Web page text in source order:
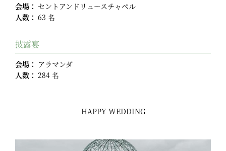
会場： セントアンドリュースチャペル
人数： 63 名
披露宴
会場： アラマンダ
人数： 284 名
HAPPY WEDDING